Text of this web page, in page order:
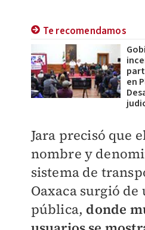
Te recomendamos
en
Jara precisó que
nombre y
sistema de
Oaxaca surgió
pública, donde